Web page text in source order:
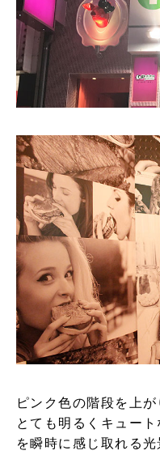
ピンク色の階段を上
とても明るくキュー
を瞬時に感じ取れる